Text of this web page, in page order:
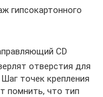
гипсокартонного
CD
отверстия для
точек крепления
помнить, что тип